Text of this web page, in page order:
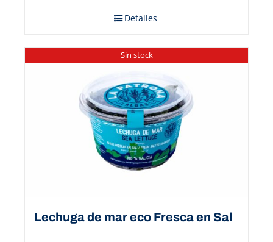
Detalles
Sin stock
Lechuga de mar eco Fresca en Sal